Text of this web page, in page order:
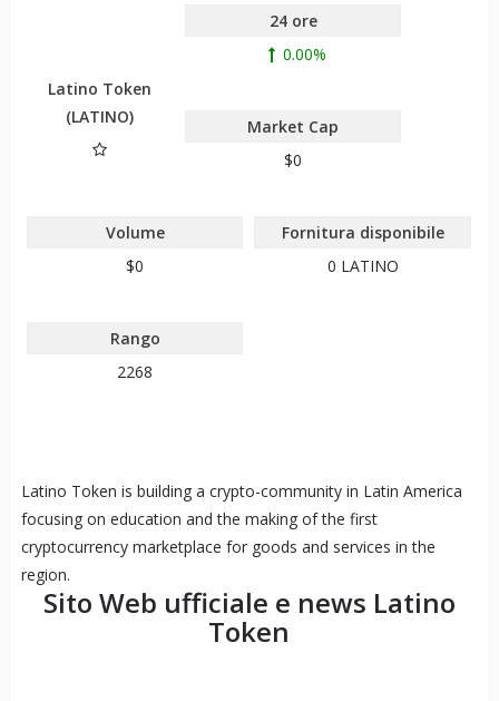
Latino Token
(LATINO)
24 ore
0.00%
Market Cap
$0
Volume
$0
Fornitura disponibile
0 LATINO
Rango
2268
Latino Token is building a crypto-community in Latin America
focusing on education and the making of the first
cryptocurrency marketplace for goods and services in the
region.
Sito Web ufficiale e news Latino
Token